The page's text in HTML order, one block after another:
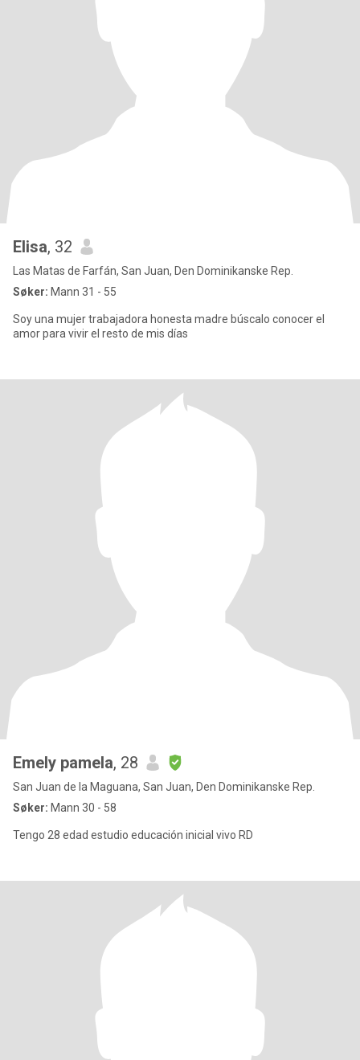
Elisa, 32
Las Matas de Farfán, San Juan, Den Dominikanske Rep.
Søker: Mann 31 - 55
Soy una mujer trabajadora honesta madre búscalo conocer el
amor para vivir el resto de mis días
Emely pamela, 28
San Juan de la Maguana, San Juan, Den Dominikanske Rep.
Søker: Mann 30 - 58
Tengo 28 edad estudio educación inicial vivo RD